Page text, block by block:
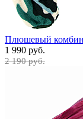
Плюшевый
1 990 руб.
2 190 руб.